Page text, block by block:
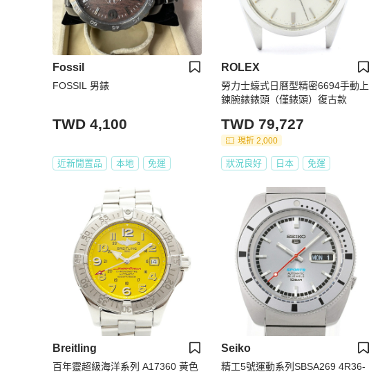
Fossil
FOSSIL 男錶
TWD 4,100
近新閒置品 本地 免運
ROLEX
勞力士蠔式日曆型精密6694手動上
鍊腕錶錶頭（僅錶頭）復古款
TWD 79,727
現折 2,000
狀況良好 日本 免運
Breitling
百年靈超級海洋系列 A17360 黃色
Seiko
精工5號運動系列SBSA269 4R36-